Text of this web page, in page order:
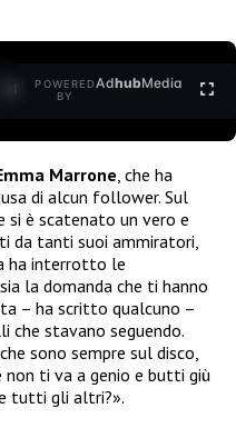
POWERED
BY
AdhubMedia
Marrone , che ha
di alcun follower. Sul
è scatenato un vero e
da tanti suoi ammiratori,
ha interrotto le
la domanda che ti hanno
– ha scritto qualcuno –
che stavano seguendo.
sono sempre sul disco,
non ti va a genio e butti giù
tutti gli altri?».